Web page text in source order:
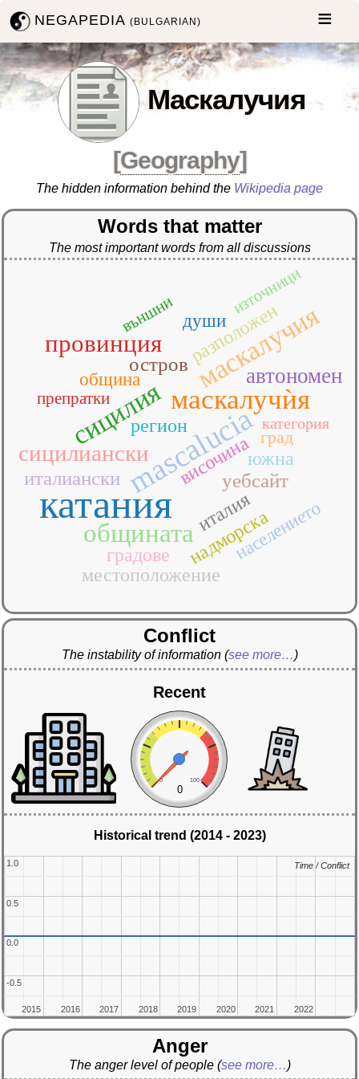
NEGAPEDIA(BULGARIAN)
Маскалучия
[Geography]
The hidden information behind the Wikipedia page
Words that matter
The most important words from all discussions
катания
mascalucia
маскалучѝя
маскалучия
сицилия
общината
провинция
сицилиански
автономен
италиански
остров
уебсайт
височина
градове
италия
местоположение
надморска
разположен
регион
южна
души
населението
община
град
външни източници
препратки
категория
Conflict
The instability of information (see more…)
Recent
0 100
0
Historical trend (2014 - 2023)
2015
2015 2016
2016 2017
2017 2018
2018 2019
2019 2020
2020 2021
2021 2022
2022
-0.5
-0.5
0.0
0.0
0.5
0.5
1.0
1.0 Time / Conflict
Time / Conflict
Anger
The anger level of people (see more…)